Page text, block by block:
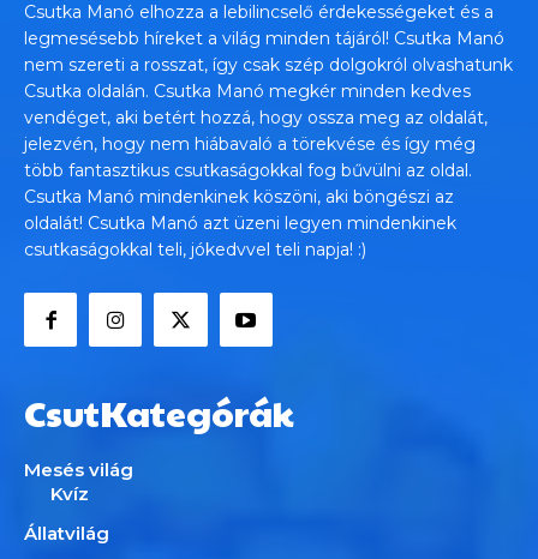
Csutka Manó elhozza a lebilincselő érdekességeket és a
legmesésebb híreket a világ minden tájáról! Csutka Manó
nem szereti a rosszat, így csak szép dolgokról olvashatunk
Csutka oldalán. Csutka Manó megkér minden kedves
vendéget, aki betért hozzá, hogy ossza meg az oldalát,
jelezvén, hogy nem hiábavaló a törekvése és így még
több fantasztikus csutkaságokkal fog bűvülni az oldal.
Csutka Manó mindenkinek köszöni, aki böngészi az
oldalát! Csutka Manó azt üzeni legyen mindenkinek
csutkaságokkal teli, jókedvvel teli napja! :)
CsutKategórák
Mesés világ
Kvíz
Állatvilág